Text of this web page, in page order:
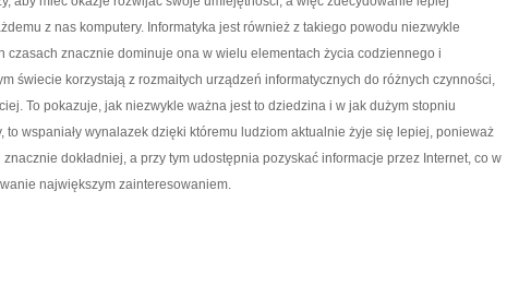
z nas komputery. Informatyka jest również z takiego powodu niezwykle
czasach znacznie dominuje ona w wielu elementach życia codziennego i
świecie korzystają z rozmaitych urządzeń informatycznych do różnych czynności,
To pokazuje, jak niezwykle ważna jest to dziedzina i w jak dużym stopniu
to wspaniały wynalazek dzięki któremu ludziom aktualnie żyje się lepiej, ponieważ
dokładniej, a przy tym udostępnia pozyskać informacje przez Internet, co w
największym zainteresowaniem.